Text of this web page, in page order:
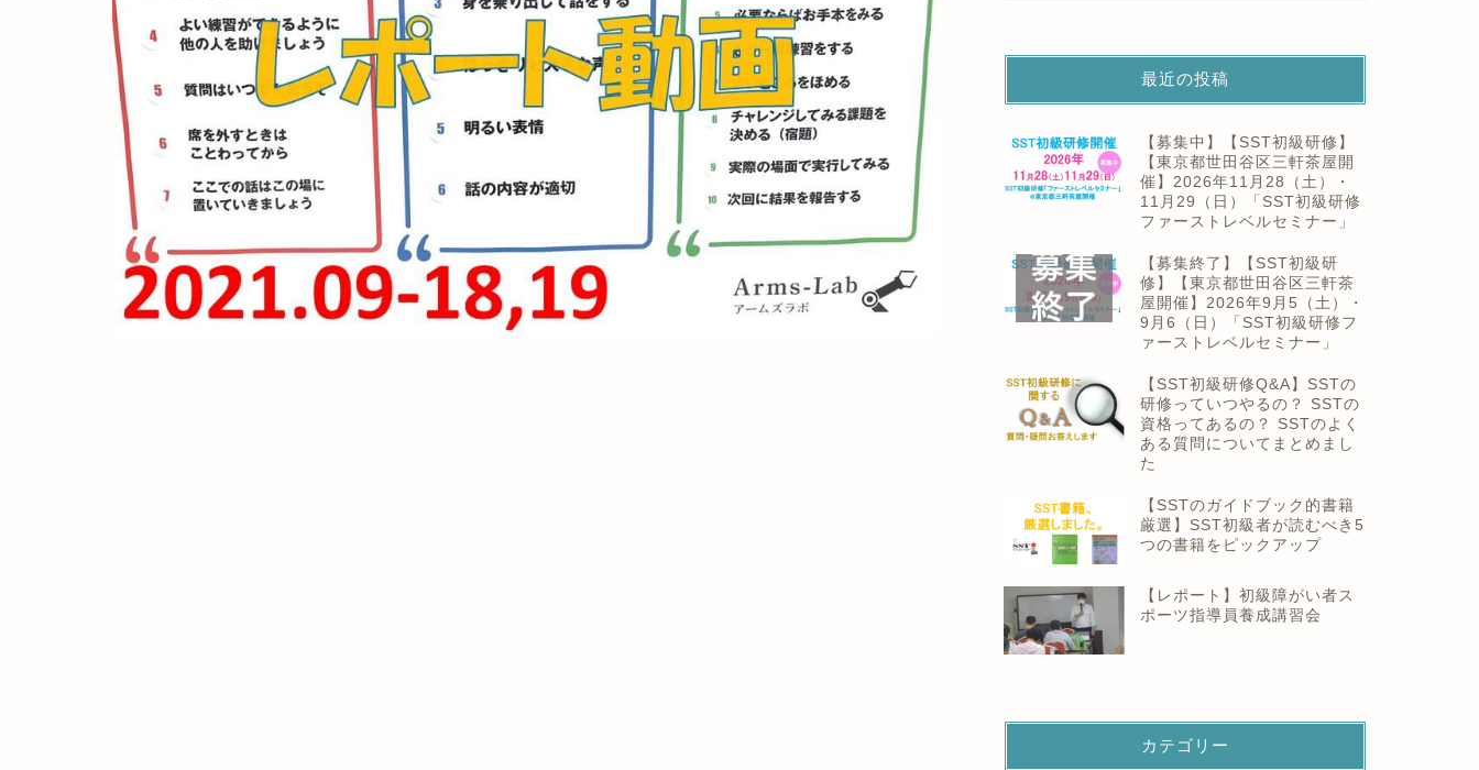
最近の投稿
【募集中】【SST初級研修】
【東京都世田谷区三軒茶屋開
催】2026年11月28（土）・
11月29（日）「SST初級研修
ファーストレベルセミナー」
【募集終了】【SST初級研
修】【東京都世田谷区三軒茶
屋開催】2026年9月5（土）・
9月6（日）「SST初級研修フ
ァーストレベルセミナー」
【SST初級研修Q&A】SSTの
研修っていつやるの？ SSTの
資格ってあるの？ SSTのよく
ある質問についてまとめまし
た
【SSTのガイドブック的書籍
厳選】SST初級者が読むべき5
つの書籍をピックアップ
【レポート】初級障がい者ス
ポーツ指導員養成講習会
カテゴリー